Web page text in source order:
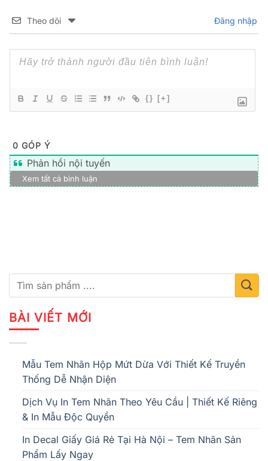
BÀI VIẾT MỚI
Mẫu Tem Nhãn Hộp Mứt Dừa Với Thiết Kế Truyền
Thống Dễ Nhận Diện
Dịch Vụ In Tem Nhãn Theo Yêu Cầu | Thiết Kế Riêng
& In Mẫu Độc Quyền
In Decal Giấy Giá Rẻ Tại Hà Nội – Tem Nhãn Sản
Phẩm Lấy Ngay
Theo dõi Đăng nhập
{} [+]
0 GÓP Ý
Phản hồi nội tuyến
Xem tất cả bình luận